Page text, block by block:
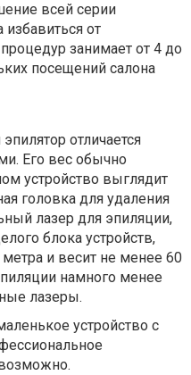
всей серии
от
занимает от 4 до
посещений салона
отличается
Его вес обычно
устройство выглядит
головка для удаления
лазер для эпиляции,
блока устройств,
и весит не менее 60
намного менее
лазеры.
устройство с